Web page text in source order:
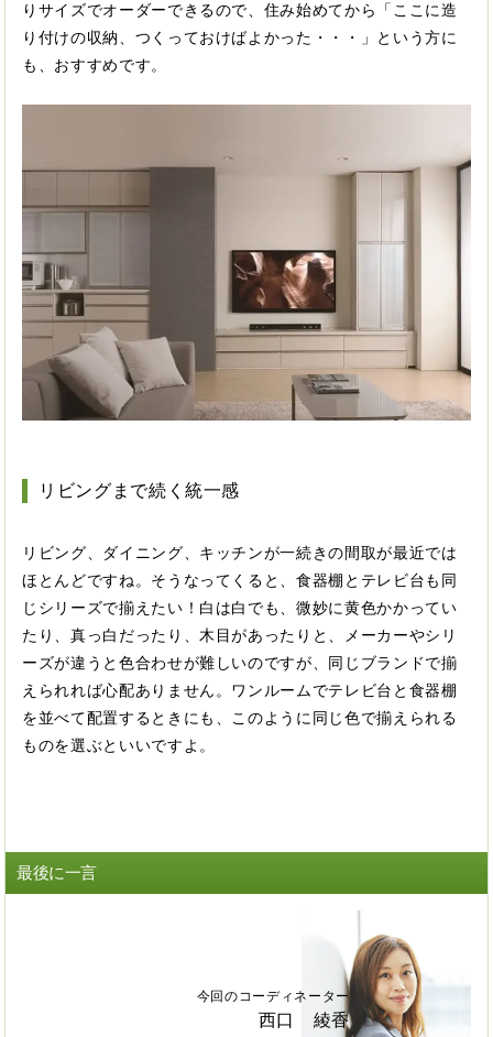
りサイズでオーダーできるので、住み始めてから「ここに造
り付けの収納、つくっておけばよかった・・・」という方に
も、おすすめです。
リビングまで続く統一感
リビング、ダイニング、キッチンが一続きの間取が最近では
ほとんどですね。そうなってくると、食器棚とテレビ台も同
じシリーズで揃えたい！白は白でも、微妙に黄色かかってい
たり、真っ白だったり、木目があったりと、メーカーやシリ
ーズが違うと色合わせが難しいのですが、同じブランドで揃
えられれば心配ありません。ワンルームでテレビ台と食器棚
を並べて配置するときにも、このように同じ色で揃えられる
ものを選ぶといいですよ。
最後に一言
今回のコーディネーター
西口 綾香